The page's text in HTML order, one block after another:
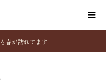
春が訪れてます